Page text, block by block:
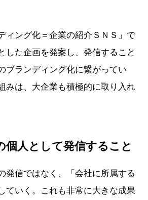
ィング化＝企業の紹介ＳＮＳ」で
した企画を発案し、発信すること
ブランディング化に繋がってい
みは、大企業も積極的に取り入れ
個人として発信すること
発信ではなく、「会社に所属する
ていく。これも非常に大きな成果